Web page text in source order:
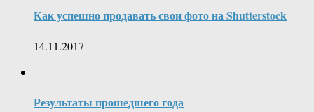
Как успешно продавать свои фото на Shutterstock
14.11.2017
Результаты прошедшего года